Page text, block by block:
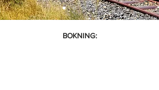
BOKNING: